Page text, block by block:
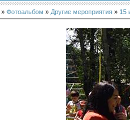
» Фотоальбом » Другие мероприятия » 15